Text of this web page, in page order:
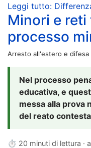
Leggi tutto:
Minori e
processo
Arresto all'estero e difesa
Nel processo
educativa, e
messa alla prova
del reato
⏱ 20 minuti di lettura ·